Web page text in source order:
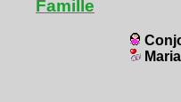
Famille